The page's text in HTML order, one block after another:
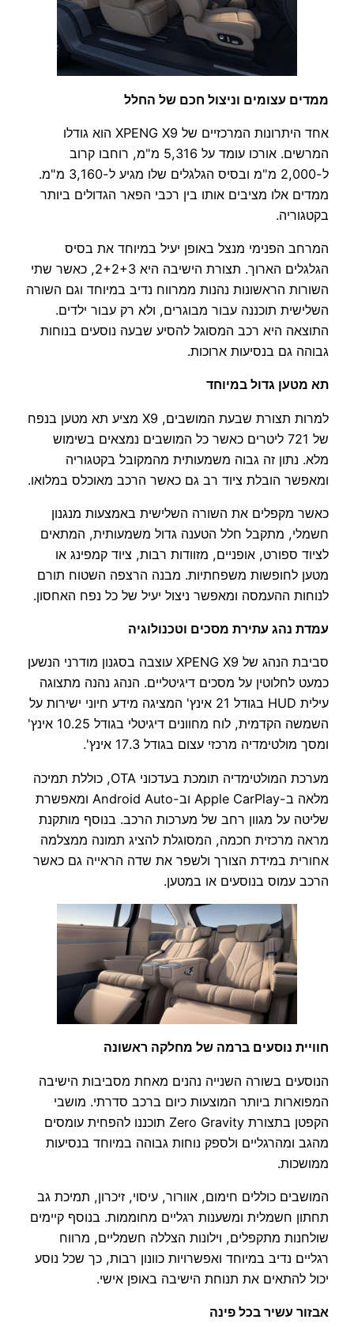
ממדים עצומים וניצול חכם של החלל
אחד היתרונות המרכזיים של XPENG X9 הוא גודלו
המרשים. אורכו עומד על 5,316 מ"מ, רוחבו קרוב
ל-2,000 מ"מ ובסיס הגלגלים שלו מגיע ל-3,160 מ"מ.
ממדים אלו מציבים אותו בין רכבי הפאר הגדולים ביותר
בקטגוריה.
המרחב הפנימי מנצל באופן יעיל במיוחד את בסיס
הגלגלים הארוך. תצורת הישיבה היא 2+2+3, כאשר שתי
השורות הראשונות נהנות ממרווח נדיב במיוחד וגם השורה
השלישית תוכננה עבור מבוגרים, ולא רק עבור ילדים.
התוצאה היא רכב המסוגל להסיע שבעה נוסעים בנוחות
גבוהה גם בנסיעות ארוכות.
תא מטען גדול במיוחד
למרות תצורת שבעת המושבים, X9 מציע תא מטען בנפח
של 721 ליטרים כאשר כל המושבים נמצאים בשימוש
מלא. נתון זה גבוה משמעותית מהמקובל בקטגוריה
ומאפשר הובלת ציוד רב גם כאשר הרכב מאוכלס במלואו.
כאשר מקפלים את השורה השלישית באמצעות מנגנון
חשמלי, מתקבל חלל הטענה גדול משמעותית, המתאים
לציוד ספורט, אופניים, מזוודות רבות, ציוד קמפינג או
מטען לחופשות משפחתיות. מבנה הרצפה השטוח תורם
לנוחות ההעמסה ומאפשר ניצול יעיל של כל נפח האחסון.
עמדת נהג עתירת מסכים וטכנולוגיה
סביבת הנהג של XPENG X9 עוצבה בסגנון מודרני הנשען
כמעט לחלוטין על מסכים דיגיטליים. הנהג נהנה מתצוגה
עילית HUD בגודל 21 אינץ' המציגה מידע חיוני ישירות על
השמשה הקדמית, לוח מחוונים דיגיטלי בגודל 10.25 אינץ'
ומסך מולטימדיה מרכזי עצום בגודל 17.3 אינץ'.
מערכת המולטימדיה תומכת בעדכוני OTA, כוללת תמיכה
מלאה ב-Apple CarPlay וב-Android Auto ומאפשרת
שליטה על מגוון רחב של מערכות הרכב. בנוסף מותקנת
מראה מרכזית חכמה, המסוגלת להציג תמונה ממצלמה
אחורית במידת הצורך ולשפר את שדה הראייה גם כאשר
הרכב עמוס בנוסעים או במטען.
חוויית נוסעים ברמה של מחלקה ראשונה
הנוסעים בשורה השנייה נהנים מאחת מסביבות הישיבה
המפוארות ביותר המוצעות כיום ברכב סדרתי. מושבי
הקפטן בתצורת Zero Gravity תוכננו להפחית עומסים
מהגב ומהרגליים ולספק נוחות גבוהה במיוחד בנסיעות
ממושכות.
המושבים כוללים חימום, אוורור, עיסוי, זיכרון, תמיכת גב
תחתון חשמלית ומשענות רגליים מחוממות. בנוסף קיימים
שולחנות מתקפלים, וילונות הצללה חשמליים, מרווח
רגליים נדיב במיוחד ואפשרויות כוונון רבות, כך שכל נוסע
יכול להתאים את תנוחת הישיבה באופן אישי.
אבזור עשיר בכל פינה